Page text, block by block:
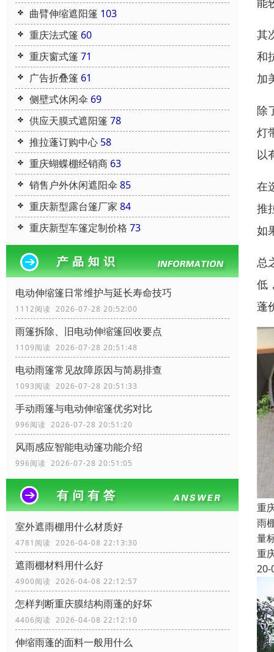
曲臂伸缩遮阳篷 103
重庆法式篷 60
重庆窗式篷 71
广告折叠篷 61
侧壁式休闲伞 69
供应天膜式遮阳篷 78
推拉蓬订购中心 58
重庆蝴蝶棚经销商 63
销售户外休闲遮阳伞 85
重庆新型露台篷厂家 84
重庆新型车篷定制价格 73
电动伸缩篷日常维护与延长寿命技巧
1112阅读 2026-07-28 20:52:00
雨篷拆除、旧电动伸缩篷回收要点
1109阅读 2026-07-28 20:51:48
电动雨篷常见故障原因与简易排查
1093阅读 2026-07-28 20:51:33
手动雨篷与电动伸缩篷优劣对比
996阅读 2026-07-28 20:51:20
风雨感应智能电动篷功能介绍
996阅读 2026-07-28 20:51:05
室外遮雨棚用什么材质好
4781阅读 2026-04-08 22:13:30
遮雨棚材料用什么好
4900阅读 2026-04-08 22:12:57
怎样判断重庆膜结构雨蓬的好坏
4406阅读 2026-04-08 22:12:10
伸缩雨蓬的面料一般用什么
其
和
加
除
灯
以
在
推
如
总
低
蓬
重
雨
量
重
20-